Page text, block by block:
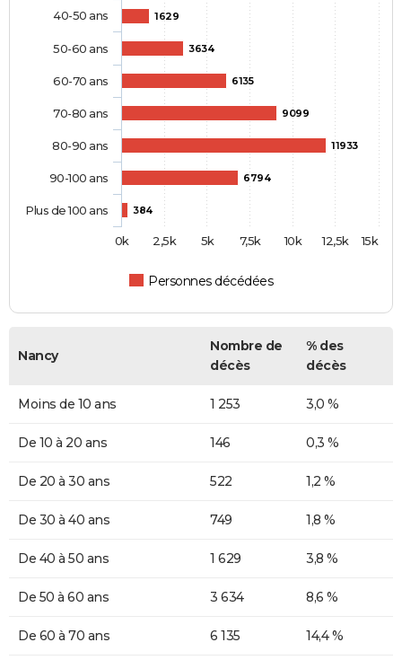
1629
3634
6135
9099
11933
6794
384
Personnes décédées
40-50 ans
50-60 ans
60-70 ans
70-80 ans
80-90 ans
90-100 ans
Plus de 100 ans
0k 2,5k 5k 7,5k 10k 12,5k 15k
Nancy
Nombre de
décès
% des
décès
Moins de 10 ans 1 253 3,0 %
De 10 à 20 ans 146 0,3 %
De 20 à 30 ans 522 1,2 %
De 30 à 40 ans 749 1,8 %
De 40 à 50 ans 1 629 3,8 %
De 50 à 60 ans 3 634 8,6 %
De 60 à 70 ans 6 135 14,4 %